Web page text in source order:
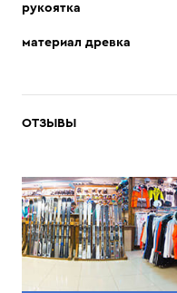
рукоятка
материал древка
ОТЗЫВЫ